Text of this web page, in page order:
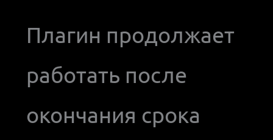
Плагин продолжает
работать после
окончания срока